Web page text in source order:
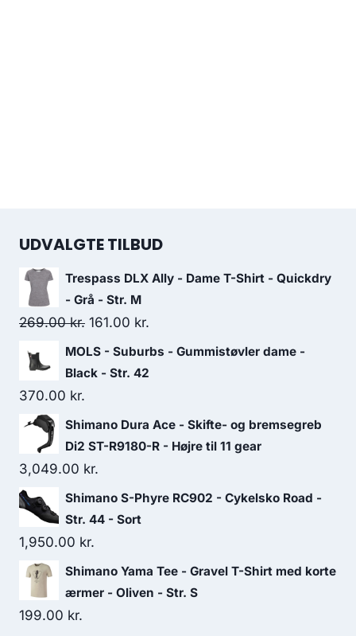
UDVALGTE TILBUD
Trespass DLX Ally - Dame T-Shirt - Quickdry
- Grå - Str. M
269.00kr. Original
price
was:
161.00 kr.
price
MOLS - Suburbs - Gummistøvler dame -
Black - Str. 42
370.00 kr.
Shimano Dura Ace - Skifte- og bremsegreb
Di2 ST-R9180-R - Højre til 11 gear
3,049.00 kr.
Shimano S-Phyre RC902 - Cykelsko Road -
Str. 44 - Sort
1,950.00 kr.
Shimano Yama Tee - Gravel T-Shirt med korte
ærmer - Oliven - Str. S
199.00 kr.